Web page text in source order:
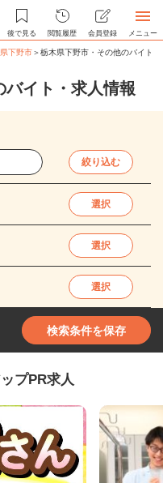
後で見る 閲覧履歴 会員登録 メニュー
下野市＞栃木県下野市・その他のバイト
バイト・求人情報
絞り込む
選択
選択
選択
検索条件を保存
プPR求人